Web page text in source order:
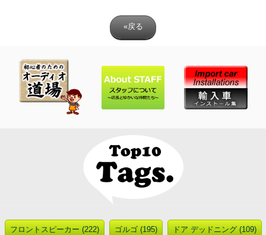
«戻る
フロントスピーカー (222) ゴルゴ (195) ドア デッドニング (109)